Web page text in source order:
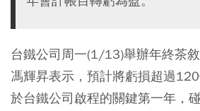
台鐵公司周一(1/13)舉辦年終茶
馮輝昇表示，預計將虧損超過
於台鐵公司啟程的關鍵第一年，